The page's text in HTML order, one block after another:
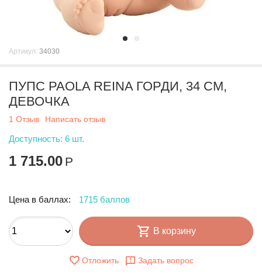
Артикул: 34030
ПУПС PAOLA REINA ГОРДИ, 34 СМ,
ДЕВОЧКА
1 Отзыв Написать отзыв
Доступность: 6 шт.
1 715.00 Р
Цена в баллах: 1715 баллов
В корзину
Отложить Задать вопрос